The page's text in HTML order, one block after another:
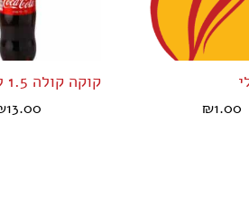
₪1.00
קוקה קולה 1.5 ליטר
13.00